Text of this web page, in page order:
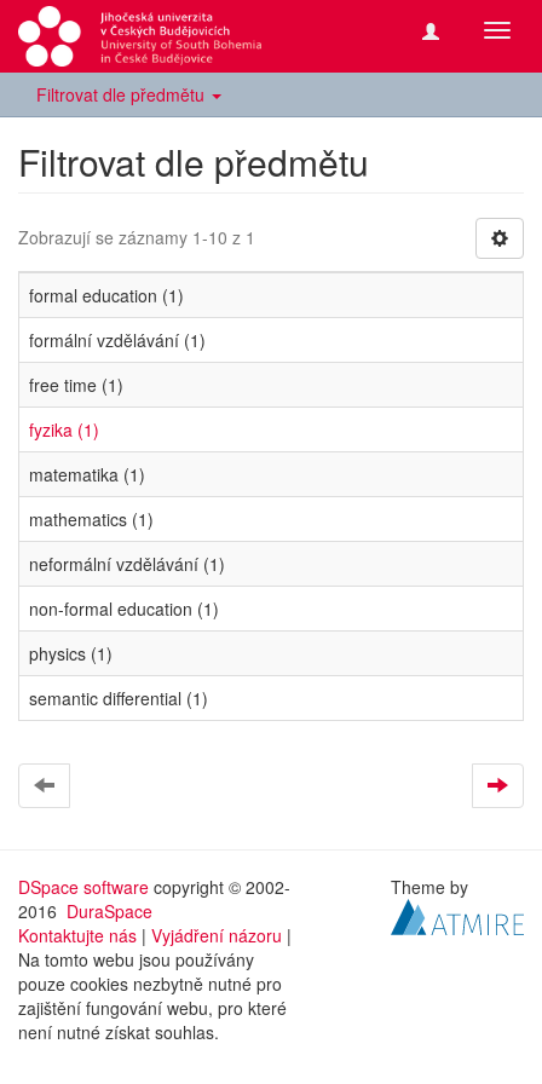
Filtrovat dle předmětu
Filtrovat dle předmětu
Zobrazují se záznamy 1-10 z 1
formal education (1)
formální vzdělávání (1)
free time (1)
fyzika (1)
matematika (1)
mathematics (1)
neformální vzdělávání (1)
non-formal education (1)
physics (1)
semantic differential (1)
DSpace software copyright © 2002-
2016 DuraSpace
Kontaktujte nás | Vyjádření názoru |
Na tomto webu jsou používány
pouze cookies nezbytně nutné pro
zajištění fungování webu, pro které
není nutné získat souhlas.
Theme by